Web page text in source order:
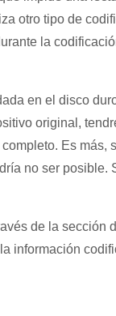
otro tipo de
la
en el disco
original,
Es más,
no ser posible.
de la sección
información